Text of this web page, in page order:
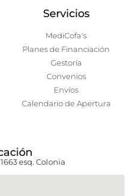
Servicios
MediCofa's
Planes de Financiación
Gestoría
Convenios
Envíos
Calendario de Apertura
esq. Colonia